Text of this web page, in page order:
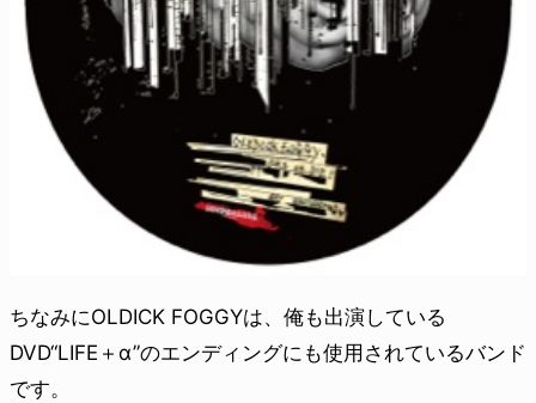
ちなみにOLDICK FOGGYは、俺も出演している
DVD“LIFE＋α”のエンディングにも使用されているバンド
です。